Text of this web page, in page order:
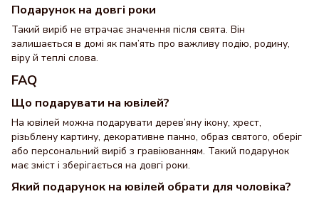
Подарунок на довгі роки
Такий виріб не втрачає значення після свята. Він
залишається в домі як пам’ять про важливу подію, родину,
віру й теплі слова.
FAQ
Що подарувати на ювілей?
На ювілей можна подарувати дерев’яну ікону, хрест,
різьблену картину, декоративне панно, образ святого, оберіг
або персональний виріб з гравіюванням. Такий подарунок
має зміст і зберігається на довгі роки.
Який подарунок на ювілей обрати для чоловіка?